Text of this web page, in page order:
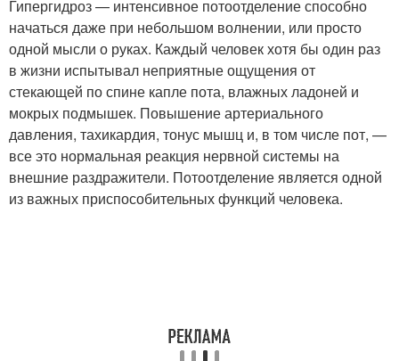
Гипергидроз — интенсивное потоотделение способно
начаться даже при небольшом волнении, или просто
одной мысли о руках. Каждый человек хотя бы один раз
в жизни испытывал неприятные ощущения от
стекающей по спине капле пота, влажных ладоней и
мокрых подмышек. Повышение артериального
давления, тахикардия, тонус мышц и, в том числе пот, —
все это нормальная реакция нервной системы на
внешние раздражители. Потоотделение является одной
из важных приспособительных функций человека.